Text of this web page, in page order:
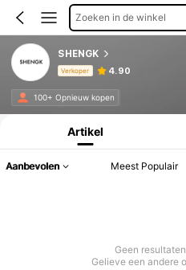
Zoeken in de winkel
SHENGK
Verkoper 4.90
100+ Opnieuw kopen
Productinformatie: Prijsopenbaring,
Artikel
Aanbevolen Meest Populair
Geen
Gelieve een andere